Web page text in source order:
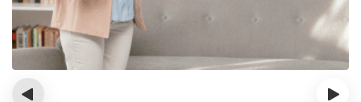
‹ ›